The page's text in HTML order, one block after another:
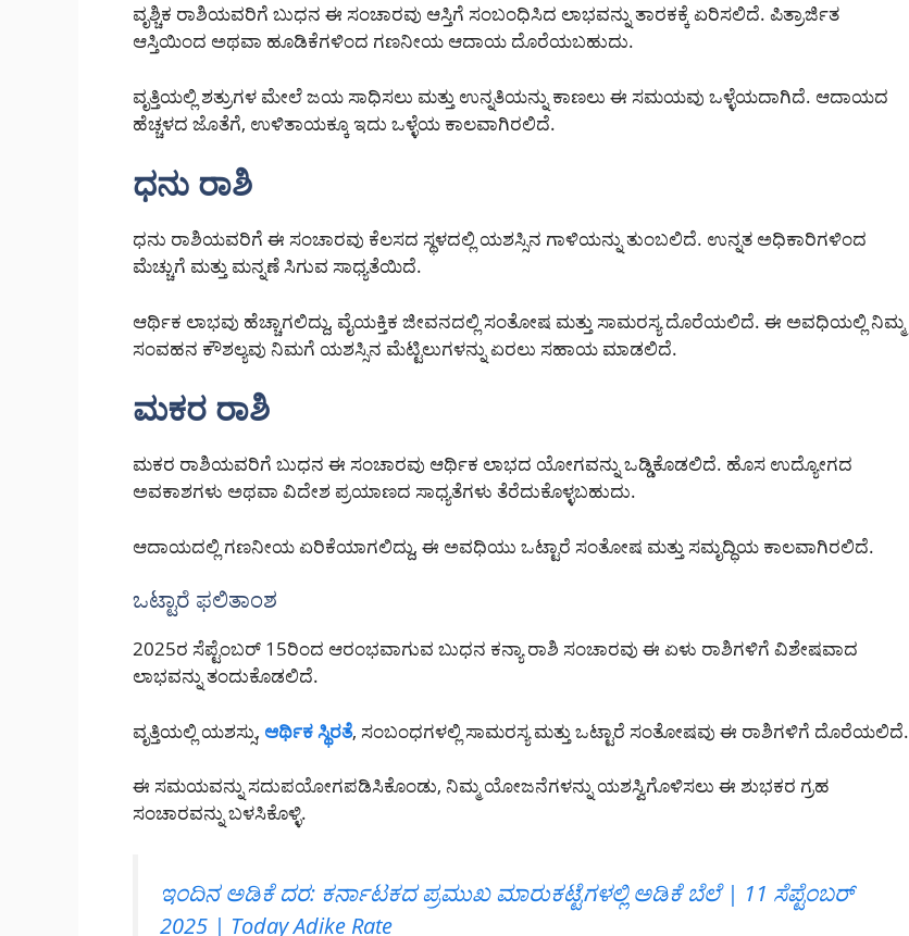
ವೃಶ್ಚಿಕ ರಾಶಿಯವರಿಗೆ ಬುಧನ ಈ ಸಂಚಾರವು ಆಸ್ತಿಗೆ ಸಂಬಂಧಿಸಿದ ಲಾಭವನ್ನು ತಾರಕಕ್ಕೆ ಏರಿಸಲಿದೆ. ಪಿತ್ರಾರ್ಜಿತ
ಆಸ್ತಿಯಿಂದ ಅಥವಾ ಹೂಡಿಕೆಗಳಿಂದ ಗಣನೀಯ ಆದಾಯ ದೊರೆಯಬಹುದು.
ವೃತ್ತಿಯಲ್ಲಿ ಶತ್ರುಗಳ ಮೇಲೆ ಜಯ ಸಾಧಿಸಲು ಮತ್ತು ಉನ್ನತಿಯನ್ನು ಕಾಣಲು ಈ ಸಮಯವು ಒಳ್ಳೆಯದಾಗಿದೆ. ಆದಾಯದ
ಹೆಚ್ಚಳದ ಜೊತೆಗೆ, ಉಳಿತಾಯಕ್ಕೂ ಇದು ಒಳ್ಳೆಯ ಕಾಲವಾಗಿರಲಿದೆ.
ಧನು ರಾಶಿ
ಧನು ರಾಶಿಯವರಿಗೆ ಈ ಸಂಚಾರವು ಕೆಲಸದ ಸ್ಥಳದಲ್ಲಿ ಯಶಸ್ಸಿನ ಗಾಳಿಯನ್ನು ತುಂಬಲಿದೆ. ಉನ್ನತ ಅಧಿಕಾರಿಗಳಿಂದ
ಮೆಚ್ಚುಗೆ ಮತ್ತು ಮನ್ನಣೆ ಸಿಗುವ ಸಾಧ್ಯತೆಯಿದೆ.
ಆರ್ಥಿಕ ಲಾಭವು ಹೆಚ್ಚಾಗಲಿದ್ದು, ವೈಯಕ್ತಿಕ ಜೀವನದಲ್ಲಿ ಸಂತೋಷ ಮತ್ತು ಸಾಮರಸ್ಯ ದೊರೆಯಲಿದೆ. ಈ ಅವಧಿಯಲ್ಲಿ ನಿಮ್ಮ
ಸಂವಹನ ಕೌಶಲ್ಯವು ನಿಮಗೆ ಯಶಸ್ಸಿನ ಮೆಟ್ಟಿಲುಗಳನ್ನು ಏರಲು ಸಹಾಯ ಮಾಡಲಿದೆ.
ಮಕರ ರಾಶಿ
ಮಕರ ರಾಶಿಯವರಿಗೆ ಬುಧನ ಈ ಸಂಚಾರವು ಆರ್ಥಿಕ ಲಾಭದ ಯೋಗವನ್ನು ಒಡ್ಡಿಕೊಡಲಿದೆ. ಹೊಸ ಉದ್ಯೋಗದ
ಅವಕಾಶಗಳು ಅಥವಾ ವಿದೇಶ ಪ್ರಯಾಣದ ಸಾಧ್ಯತೆಗಳು ತೆರೆದುಕೊಳ್ಳಬಹುದು.
ಆದಾಯದಲ್ಲಿ ಗಣನೀಯ ಏರಿಕೆಯಾಗಲಿದ್ದು, ಈ ಅವಧಿಯು ಒಟ್ಟಾರೆ ಸಂತೋಷ ಮತ್ತು ಸಮೃದ್ಧಿಯ ಕಾಲವಾಗಿರಲಿದೆ.
ಒಟ್ಟಾರೆ ಫಲಿತಾಂಶ
2025ರ ಸೆಪ್ಟೆಂಬರ್ 15ರಿಂದ ಆರಂಭವಾಗುವ ಬುಧನ ಕನ್ಯಾ ರಾಶಿ ಸಂಚಾರವು ಈ ಏಳು ರಾಶಿಗಳಿಗೆ ವಿಶೇಷವಾದ
ಲಾಭವನ್ನು ತಂದುಕೊಡಲಿದೆ.
ವೃತ್ತಿಯಲ್ಲಿ ಯಶಸ್ಸು, ಆರ್ಥಿಕ ಸ್ಥಿರತೆ, ಸಂಬಂಧಗಳಲ್ಲಿ ಸಾಮರಸ್ಯ ಮತ್ತು ಒಟ್ಟಾರೆ ಸಂತೋಷವು ಈ ರಾಶಿಗಳಿಗೆ ದೊರೆಯಲಿದೆ.
ಈ ಸಮಯವನ್ನು ಸದುಪಯೋಗಪಡಿಸಿಕೊಂಡು, ನಿಮ್ಮ ಯೋಜನೆಗಳನ್ನು ಯಶಸ್ವಿಗೊಳಿಸಲು ಈ ಶುಭಕರ ಗ್ರಹ
ಸಂಚಾರವನ್ನು ಬಳಸಿಕೊಳ್ಳಿ.
ಇಂದಿನ ಅಡಿಕೆ ದರ: ಕರ್ನಾಟಕದ ಪ್ರಮುಖ ಮಾರುಕಟ್ಟೆಗಳಲ್ಲಿ ಅಡಿಕೆ ಬೆಲೆ | 11 ಸೆಪ್ಟೆಂಬರ್
2025 | Today Adike Rate